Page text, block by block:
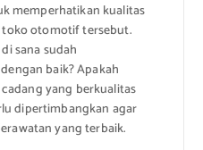
memperhatikan kualitas
toko otomotif tersebut.
sana sudah
baik? Apakah
yang berkualitas
dipertimbangkan agar
yang terbaik.